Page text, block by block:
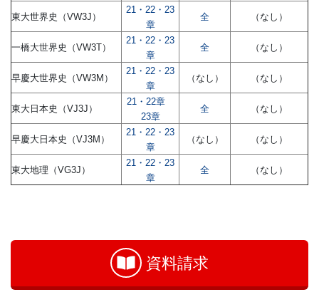
東大世界史（VW3J）
21・22・23
章
全 （なし）
一橋大世界史（VW3T）
21・22・23
章
全 （なし）
早慶大世界史（VW3M）
21・22・23
章
（なし） （なし）
東大日本史（VJ3J）
21・22章
23章
全 （なし）
早慶大日本史（VJ3M）
21・22・23
章
（なし） （なし）
東大地理（VG3J）
21・22・23
章
全 （なし）
資料請求